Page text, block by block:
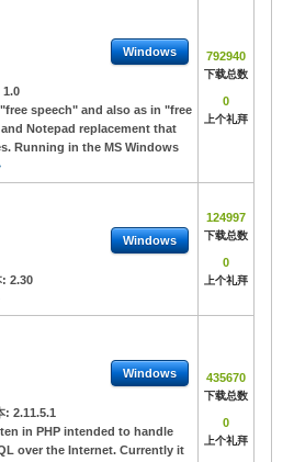
Windows
1.0
speech" and also as in "free
Notepad replacement that
Running in the MS Windows
792940
下载总数
0
上个礼拜
Windows
: 2.30
124997
下载总数
0
上个礼拜
Windows
: 2.11.5.1
in PHP intended to handle
over the Internet. Currently it
435670
下载总数
0
上个礼拜